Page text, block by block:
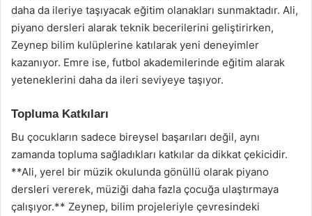
daha da ileriye taşıyacak eğitim olanakları sunmaktadır. Ali,
piyano dersleri alarak teknik becerilerini geliştirirken,
Zeynep bilim kulüplerine katılarak yeni deneyimler
kazanıyor. Emre ise, futbol akademilerinde eğitim alarak
yeteneklerini daha da ileri seviyeye taşıyor.
Topluma Katkıları
Bu çocukların sadece bireysel başarıları değil, aynı
zamanda topluma sağladıkları katkılar da dikkat çekicidir.
**Ali, yerel bir müzik okulunda gönüllü olarak piyano
dersleri vererek, müziği daha fazla çocuğa ulaştırmaya
çalışıyor.** Zeynep, bilim projeleriyle çevresindeki